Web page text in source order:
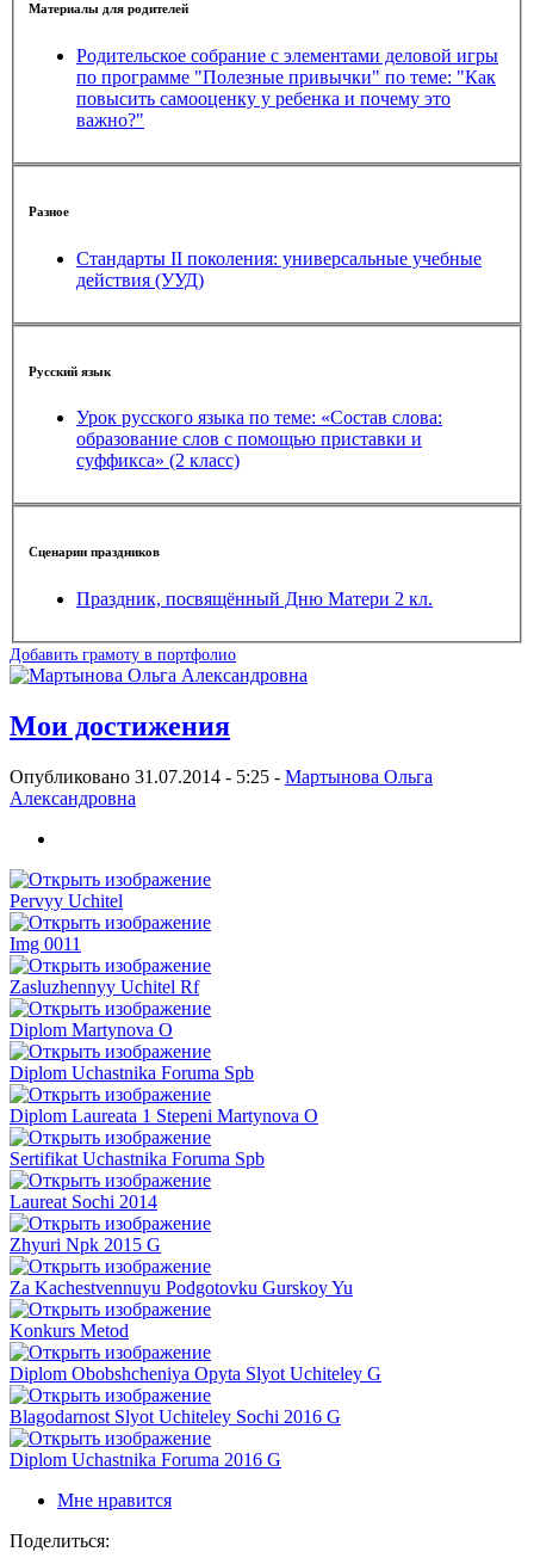
Материалы для родителей
Родительское собрание с элементами деловой игры
по программе "Полезные привычки" по теме: "Как
повысить самооценку у ребенка и почему это
важно?"
Разное
Стандарты II поколения: универсальные учебные
действия (УУД)
Русский язык
Урок русского языка по теме: «Состав слова:
образование слов с помощью приставки и
суффикса» (2 класс)
Сценарии праздников
Праздник, посвящённый Дню Матери 2 кл.
Добавить грамоту в портфолио
Мои достижения
Опубликовано 31.07.2014 - 5:25 - Мартынова Ольга
Александровна
Pervyy Uchitel
Img 0011
Zasluzhennyy Uchitel Rf
Diplom Martynova O
Diplom Uchastnika Foruma Spb
Diplom Laureata 1 Stepeni Martynova O
Sertifikat Uchastnika Foruma Spb
Laureat Sochi 2014
Zhyuri Npk 2015 G
Za Kachestvennuyu Podgotovku Gurskoy Yu
Konkurs Metod
Diplom Obobshcheniya Opyta Slyot Uchiteley G
Blagodarnost Slyot Uchiteley Sochi 2016 G
Diplom Uchastnika Foruma 2016 G
Мне нравится
Поделиться: